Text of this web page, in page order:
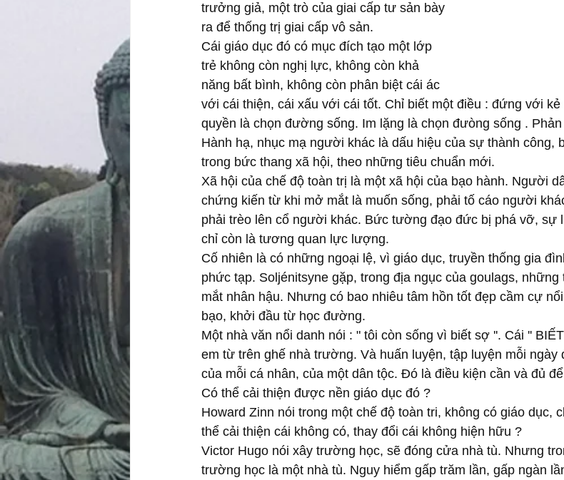
trưởng giả, một trò của giai cấp tư sản bày
ra để thống trị giai cấp vô sản.
Cái giáo dục đó có mục đích tạo một lớp
trẻ không còn nghị lực, không còn khả
năng bất bình, không còn phân biệt cái ác
với cái thiện, cái xấu với cái tốt. Chỉ biết một điều : đứng với
quyền là chọn đường sống. Im lặng là chọn đưòng sống .
Hành hạ, nhục mạ người khác là dấu hiệu của sự thành công,
trong bức thang xã hội, theo những tiêu chuẩn mới.
Xã hội của chế độ toàn trị là một xã hội của bạo hành. Người
chứng kiến từ khi mở mắt là muốn sống, phải tố cáo người
phải trèo lên cổ người khác. Bức tường đạo đức bị phá vỡ,
chỉ còn là tương quan lực lượng.
Cố nhiên là có những ngoại lệ, vì giáo dục, truyền thống gia
phức tạp. Soljénitsyne gặp, trong địa ngục của goulags,
mắt nhân hậu. Nhưng có bao nhiêu tâm hồn tốt đẹp cầm cự
bạo, khởi đầu từ học đường.
Một nhà văn nổi danh nói : " tôi còn sống vì biết sợ ''. Cái ''
em từ trên ghế nhà trường. Và huấn luyện, tập luyện mỗi ngày
của mỗi cá nhân, của một dân tộc. Đó là điều kiện cần và đủ
Có thể cải thiện được nền giáo dục đó ?
Howard Zinn nói trong một chế độ toàn tri, không có giáo dục,
thể cải thiện cái không có, thay đổi cái không hiện hữu ?
Victor Hugo nói xây trường học, sẽ đóng cửa nhà tù. Nhưng
trường học là một nhà tù. Nguy hiểm gấp trăm lần, gấp ngàn